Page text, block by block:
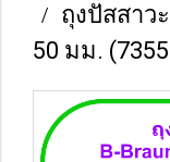
ถุงปัสสาว
50 มม.